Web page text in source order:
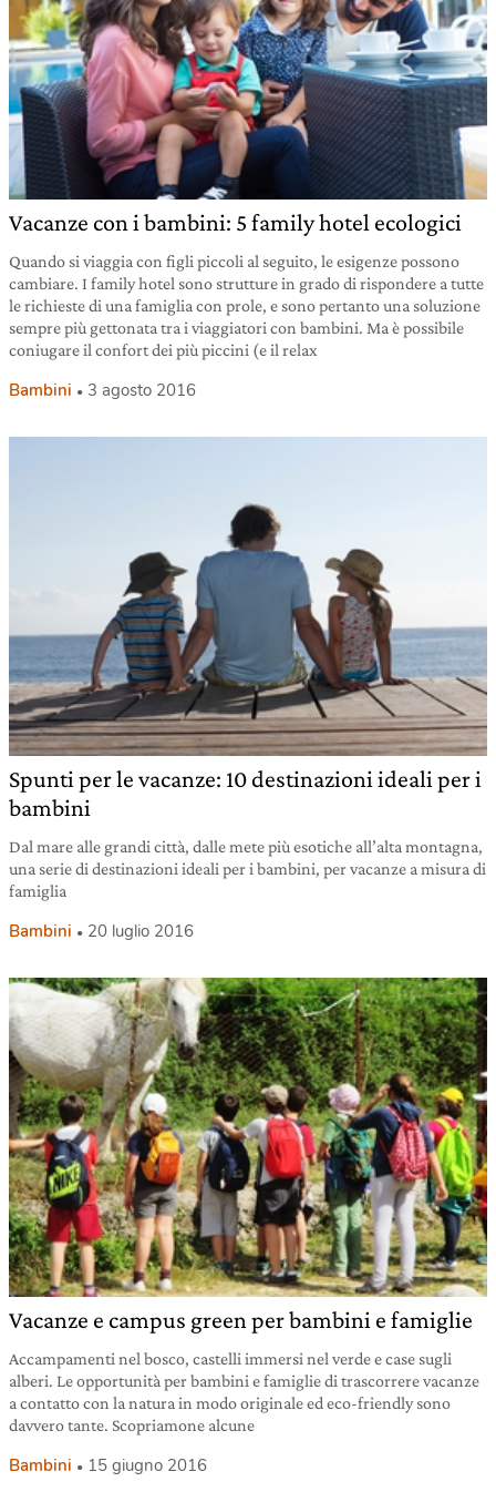
Vacanze con i bambini: 5 family hotel ecologici
Quando si viaggia con figli piccoli al seguito, le esigenze possono
cambiare. I family hotel sono strutture in grado di rispondere a tutte
le richieste di una famiglia con prole, e sono pertanto una soluzione
sempre più gettonata tra i viaggiatori con bambini. Ma è possibile
coniugare il confort dei più piccini (e il relax
Bambini 3 agosto 2016
Spunti per le vacanze: 10 destinazioni ideali per i
bambini
Dal mare alle grandi città, dalle mete più esotiche all’alta montagna,
una serie di destinazioni ideali per i bambini, per vacanze a misura di
famiglia
Bambini 20 luglio 2016
Vacanze e campus green per bambini e famiglie
Accampamenti nel bosco, castelli immersi nel verde e case sugli
alberi. Le opportunità per bambini e famiglie di trascorrere vacanze
a contatto con la natura in modo originale ed eco-friendly sono
davvero tante. Scopriamone alcune
Bambini 15 giugno 2016